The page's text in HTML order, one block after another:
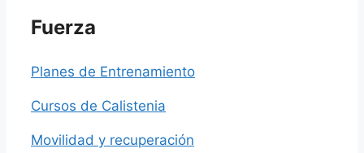
Fuerza
Planes de Entrenamiento
Cursos de Calistenia
Movilidad y recuperación